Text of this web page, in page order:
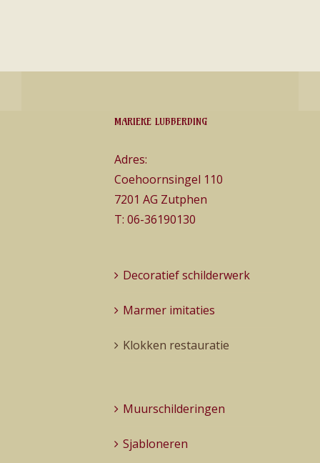
MARIEKE LUBBERDING
Adres:
Coehoornsingel 110
7201 AG Zutphen
T: 06-36190130
Decoratief schilderwerk
Marmer imitaties
Klokken restauratie
Muurschilderingen
Sjabloneren